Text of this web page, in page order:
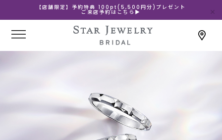
【店舗限定】予約特典 100pt(5,500円分)プレゼント
ご来店予約はこちら▶